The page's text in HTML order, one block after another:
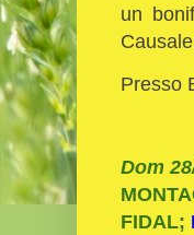
un
Presso
Dom
FIDAL;